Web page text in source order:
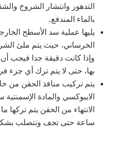
التدهور وانتشار الشروخ
بالماء المندفع.
يليها عملية سد الأسطح
الخرساني، حيث يتم ملئ
وإذا كانت دقيقة جدا فيجب أن
بها، حتى لا يتم ترك أي جزء
يتم تركيب منافذ الحقن من
الايبوكسي والمادة
ساعة حتى تجف وتتصلب